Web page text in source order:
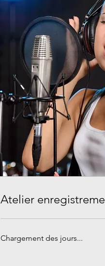
Atelier
Chargement des jours...